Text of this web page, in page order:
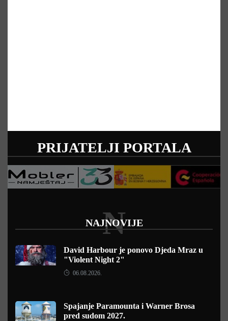
PRIJATELJI PORTALA
NAJNOVIJE
N
David Harbour je ponovo Djeda Mraz u
"Violent Night 2"
06.08.2026.
Spajanje Paramounta i Warner Brosa
pred sudom 2027.